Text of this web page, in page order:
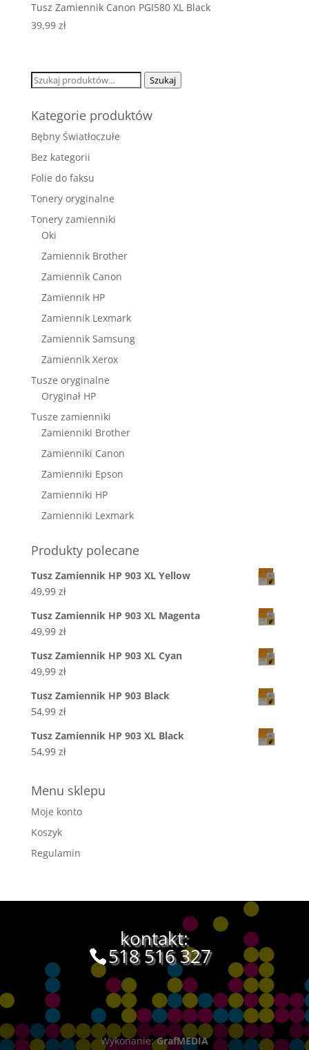
Tusz Zamiennik Canon PGI580 XL Black
39,99 zł
Szukaj: Szukaj
Kategorie produktów
Bębny Światłoczułe
Bez kategorii
Folie do faksu
Tonery oryginalne
Tonery zamienniki
Oki
Zamiennik Brother
Zamiennik Canon
Zamiennik HP
Zamiennik Lexmark
Zamiennik Samsung
Zamiennik Xerox
Tusze oryginalne
Oryginał HP
Tusze zamienniki
Zamienniki Brother
Zamienniki Canon
Zamienniki Epson
Zamienniki HP
Zamienniki Lexmark
Produkty polecane
Tusz Zamiennik HP 903 XL Yellow
49,99 zł
Tusz Zamiennik HP 903 XL Magenta
49,99 zł
Tusz Zamiennik HP 903 XL Cyan
49,99 zł
Tusz Zamiennik HP 903 Black
54,99 zł
Tusz Zamiennik HP 903 XL Black
54,99 zł
Menu sklepu
Moje konto
Koszyk
Regulamin
kontakt:
518 516 327
Wykonanie:GrafMEDIA